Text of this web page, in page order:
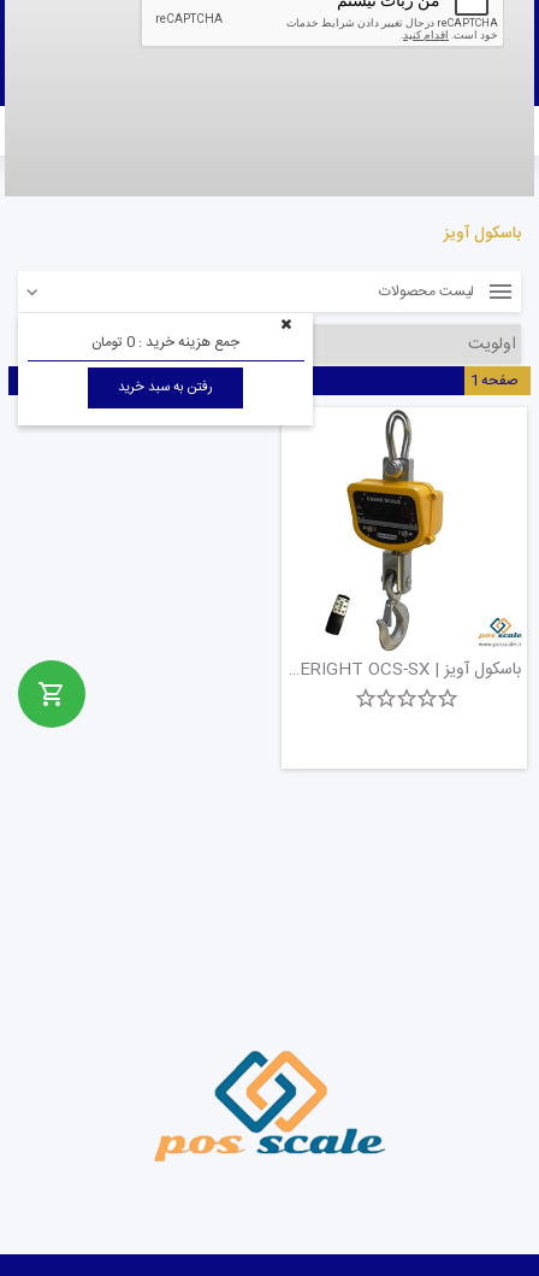
ثبت نام
به حساب کاربری خود وارد شوید
جمع هزینه خرید :
رفتن به سبد خرید
باسکول آویز
لیست محصولات
صفحه 1
باسکول آویز | EVERIGHT OCS-SX | باسکول از 1 تا 10 تن | پوز اسکیل